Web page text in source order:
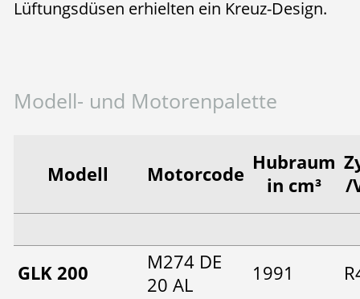
Lüftungsdüsen erhielten ein Kreuz-Design.
Modell- und Motorenpalette
Modell Motorcode Hubraum
in cm³
/
GLK 200
M274 DE
20 AL
1991